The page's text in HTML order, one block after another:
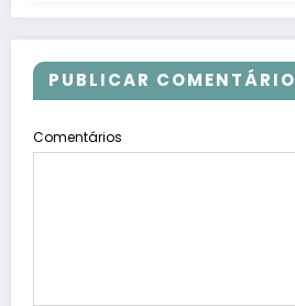
PUBLICAR COMENTÁRIO
Comentários